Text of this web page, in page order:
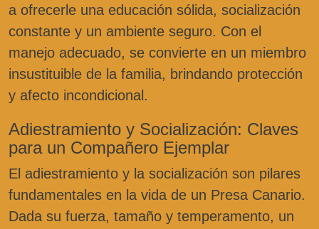
a ofrecerle una educación sólida, socialización
constante y un ambiente seguro. Con el
manejo adecuado, se convierte en un miembro
insustituible de la familia, brindando protección
y afecto incondicional.
Adiestramiento y Socialización: Claves
para un Compañero Ejemplar
El adiestramiento y la socialización son pilares
fundamentales en la vida de un Presa Canario.
Dada su fuerza, tamaño y temperamento, un